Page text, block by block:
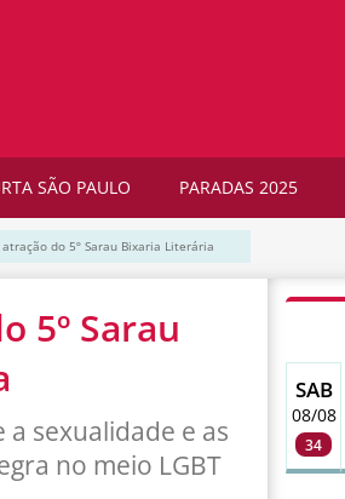
SÃO PAULO PARADAS 2025
do 5º Sarau Bixaria Literária
5º Sarau
a sexualidade e as
no meio LGBT
SAB
08/08
34